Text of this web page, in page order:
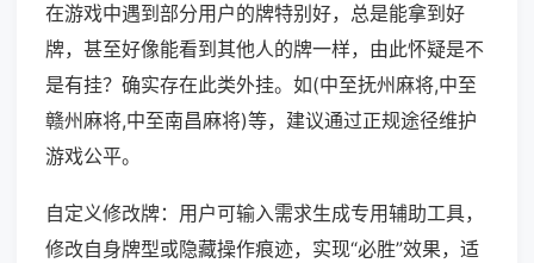
在游戏中遇到部分用户的牌特别好，总是能拿到好
牌，甚至好像能看到其他人的牌一样，由此怀疑是不
是有挂？确实存在此类外挂。如(中至抚州麻将,中至
赣州麻将,中至南昌麻将)等，建议通过正规途径维护
游戏公平。
自定义修改牌：用户可输入需求生成专用辅助工具，
修改自身牌型或隐藏操作痕迹，实现“必胜”效果，适